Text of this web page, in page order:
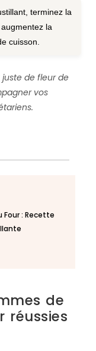
terminez la
la
cuisson.
de fleur de
vos
Four : Recette
de
réussies